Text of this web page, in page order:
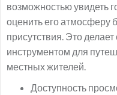
возможностью увидеть
оценить его атмосферу
присутствия. Это
инструментом для
местных жителей.
Доступность